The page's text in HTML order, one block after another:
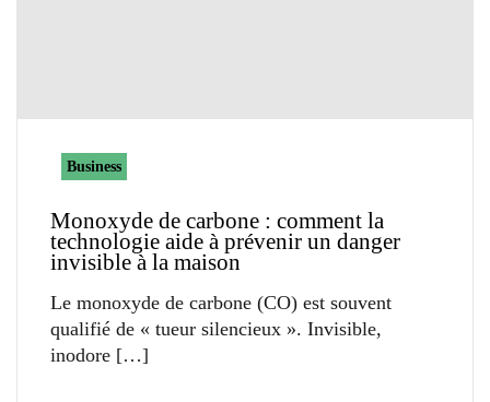
Business
Monoxyde de carbone : comment la
technologie aide à prévenir un danger
invisible à la maison
Le monoxyde de carbone (CO) est souvent
qualifié de « tueur silencieux ». Invisible,
inodore